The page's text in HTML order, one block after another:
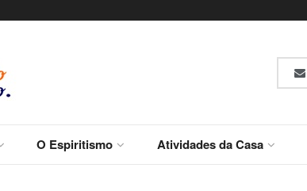
O Espiritismo Atividades da Casa